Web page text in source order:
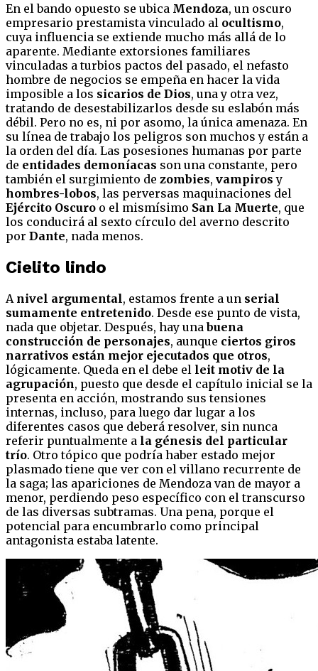
En el bando opuesto se ubica Mendoza, un oscuro
empresario prestamista vinculado al ocultismo,
cuya influencia se extiende mucho más allá de lo
aparente. Mediante extorsiones familiares
vinculadas a turbios pactos del pasado, el nefasto
hombre de negocios se empeña en hacer la vida
imposible a los sicarios de Dios, una y otra vez,
tratando de desestabilizarlos desde su eslabón más
débil. Pero no es, ni por asomo, la única amenaza. En
su línea de trabajo los peligros son muchos y están a
la orden del día. Las posesiones humanas por parte
de entidades demoníacas son una constante, pero
también el surgimiento de zombies, vampirosy
hombres-lobos, las perversas maquinaciones del
Ejército Oscuro o el mismísimo San La Muerte, que
los conducirá al sexto círculo del averno descrito
por Dante, nada menos.
Cielito lindo
A nivel argumental, estamos frente a un serial
sumamente entretenido. Desde ese punto de vista,
nada que objetar. Después, hay unabuena
construcción de personajes, aunque ciertos giros
narrativos están mejor ejecutados que otros,
lógicamente. Queda en el debe el leit motiv de la
agrupación, puesto que desde el capítulo inicial se la
presenta en acción, mostrando sus tensiones
internas, incluso, para luego dar lugar a los
diferentes casos que deberá resolver, sin nunca
referir puntualmente a la génesis del particular
trío. Otro tópico que podría haber estado mejor
plasmado tiene que ver con el villano recurrente de
la saga; las apariciones de Mendoza van de mayor a
menor, perdiendo peso específico con el transcurso
de las diversas subtramas. Una pena, porque el
potencial para encumbrarlo como principal
antagonista estaba latente.